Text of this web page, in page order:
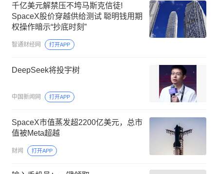
千亿美元解禁压不垮马斯克信徒!
SpaceX股价穿越供给测试 聪明钱用期
权操作暗示“抄底时刻”
智通财经网 打开APP
DeepSeek将投宇树
中国新闻网 打开APP
SpaceX市值蒸发超2200亿美元，总市
值被Meta超越
财闻 打开APP